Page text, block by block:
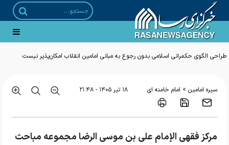
طراحی الگوی حکمرانی اسلامی بدون رجوع به مبانی امامین انقلاب امکان‌پذیر نیست
سیره امامین > امام خامنه ای ۱۸ تير ۱۴۰۵ - ۲۱:۴۸
مرکز فقهی الإمام علی بن موسی الرضا مجموعه مباحث